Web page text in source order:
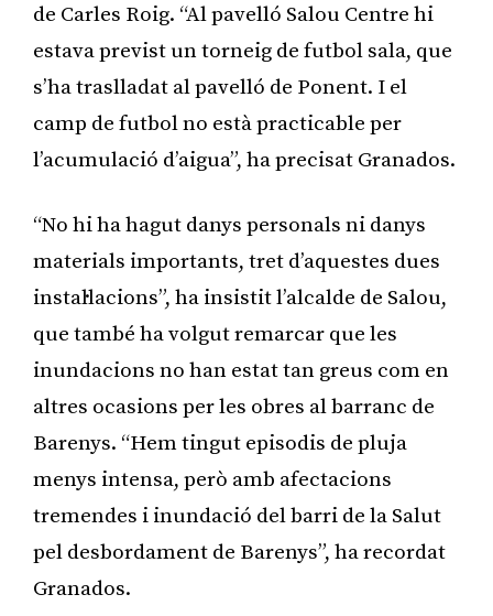
de Carles Roig. “Al pavelló Salou Centre hi
estava previst un torneig de futbol sala, que
s’ha traslladat al pavelló de Ponent. I el
camp de futbol no està practicable per
l’acumulació d’aigua”, ha precisat Granados.
“No hi ha hagut danys personals ni danys
materials importants, tret d’aquestes dues
instal·lacions”, ha insistit l’alcalde de Salou,
que també ha volgut remarcar que les
inundacions no han estat tan greus com en
altres ocasions per les obres al barranc de
Barenys. “Hem tingut episodis de pluja
menys intensa, però amb afectacions
tremendes i inundació del barri de la Salut
pel desbordament de Barenys”, ha recordat
Granados.